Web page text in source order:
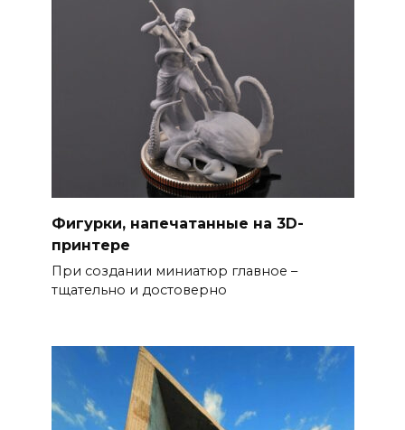
Фигурки, напечатанные на 3D-
принтере
При создании миниатюр главное –
тщательно и достоверно